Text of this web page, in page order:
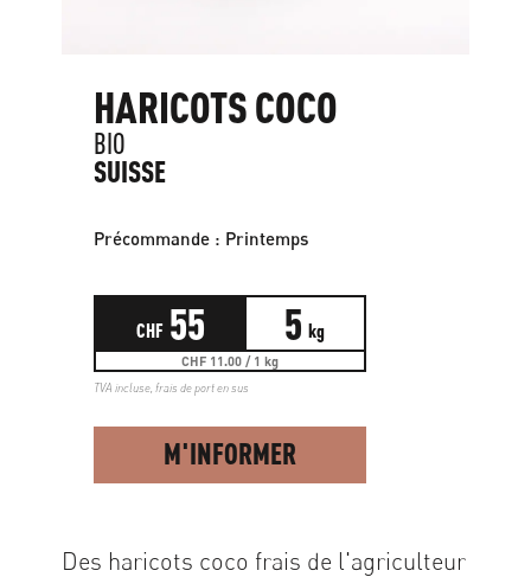
HARICOTS COCO
BIO
SUISSE
Précommande : Printemps
CHF 55 5 kg
CHF 11.00 / 1 kg
TVA incluse, frais de port en sus
M'INFORMER
Des haricots coco frais de l'agriculteur